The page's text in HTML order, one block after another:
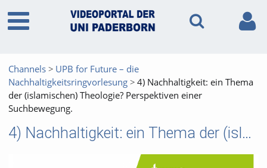
Channels
UPB for Future – die
Nachhaltigkeitsringvorlesung
4) Nachhaltigkeit: ein Thema
der (islamischen) Theologie? Perspektiven einer
Suchbewegung.
4) Nachhaltigkeit: ein Thema der (islamischen) Theologie? Perspektiven einer Suchbewegung.